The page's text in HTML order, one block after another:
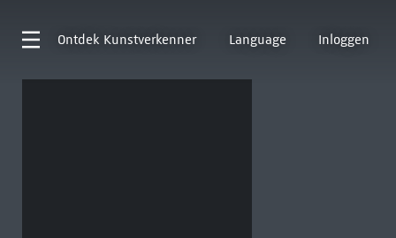
Ontdek Kunstverkenner Language Inloggen